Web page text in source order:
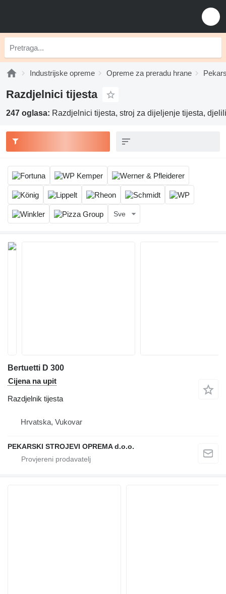
Industrijske opreme Opreme za preradu hrane
Razdjelnici tijesta
247 oglasa: Razdjelnici tijesta, stroj za dijeljenje tijesta,
Sve
Bertuetti D 300
Cijena na upit
Razdjelnik tijesta
Hrvatska, Vukovar
PEKARSKI STROJEVI OPREMA d.o.o.